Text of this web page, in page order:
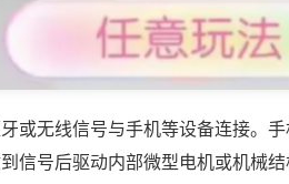
或无线信号与手机等设备连接。
信号后驱动内部微型电机或机械